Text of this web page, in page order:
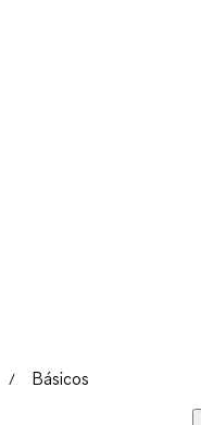
Básicos